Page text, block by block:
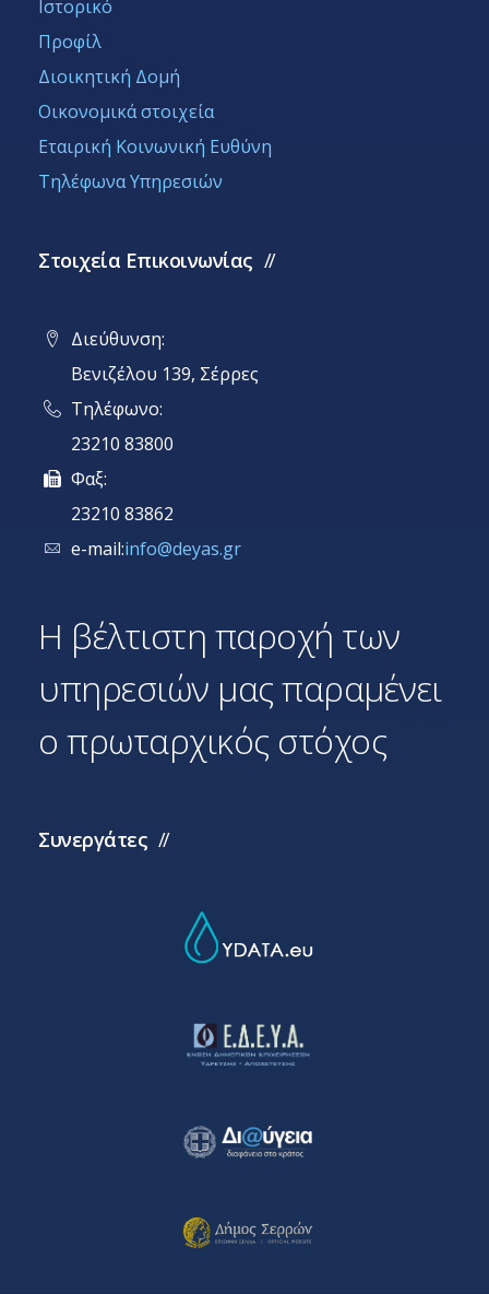
Ιστορικό
Προφίλ
Διοικητική Δομή
Οικονομικά στοιχεία
Εταιρική Κοινωνική Ευθύνη
Τηλέφωνα Υπηρεσιών
Στοιχεία Επικοινωνίας
Διεύθυνση:
Βενιζέλου 139, Σέρρες
Τηλέφωνο:
23210 83800
Φαξ:
23210 83862
e-mail:info@deyas.gr
Η βέλτιστη παροχή των
υπηρεσιών μας παραμένει
ο πρωταρχικός στόχος
Συνεργάτες